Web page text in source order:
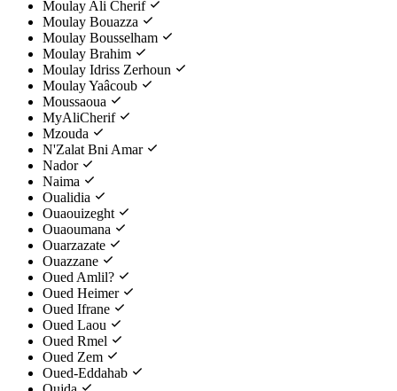
Moulay Ali Cherif
Moulay Bouazza
Moulay Bousselham
Moulay Brahim
Moulay Idriss Zerhoun
Moulay Yaâcoub
Moussaoua
MyAliCherif
Mzouda
N'Zalat Bni Amar
Nador
Naima
Oualidia
Ouaouizeght
Ouaoumana
Ouarzazate
Ouazzane
Oued Amlil?
Oued Heimer
Oued Ifrane
Oued Laou
Oued Rmel
Oued Zem
Oued-Eddahab